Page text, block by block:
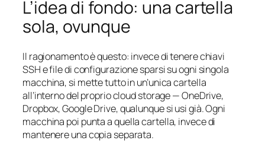
L’idea di fondo: una cartella
sola, ovunque
Il ragionamento è questo: invece di tenere chiavi
SSH e file di configurazione sparsi su ogni singola
macchina, si mette tutto in un’unica cartella
all’interno del proprio cloud storage — OneDrive,
Dropbox, Google Drive, qualunque si usi già. Ogni
macchina poi puntaa quella cartella, invece di
mantenere una copia separata.